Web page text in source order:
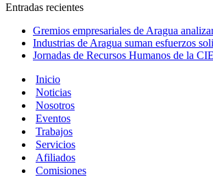
Entradas recientes
Gremios empresariales de Aragua
Industrias de Aragua suman esfuerzos
Jornadas de Recursos Humanos de la
Inicio
Noticias
Nosotros
Eventos
Trabajos
Servicios
Afiliados
Comisiones